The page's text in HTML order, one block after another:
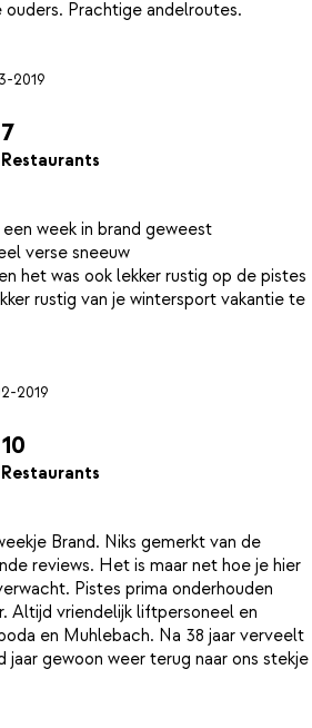
2019
7
Restaurants
week in brand geweest
verse sneeuw
het was ook lekker rustig op de pistes
rustig van je wintersport vakantie te
2019
10
Restaurants
Brand. Niks gemerkt van de
reviews. Het is maar net hoe je hier
Pistes prima onderhouden
Altijd vriendelijk liftpersoneel en
en Muhlebach. Na 38 jaar verveelt
jaar gewoon weer terug naar ons stekje